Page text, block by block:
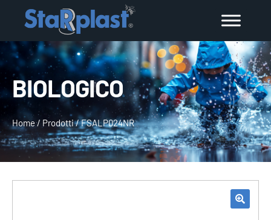
BIOLOGICO
Home/ Prodotti/FSALP024NR